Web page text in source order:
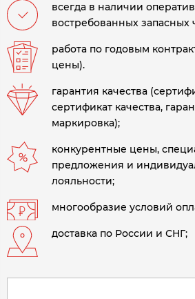
всегда в наличии
востребованных запасных
работа по годовым
цены).
гарантия качества
сертификат качества,
маркировка);
конкурентные цены,
предложения и
лояльности;
многообразие условий
доставка по России и СНГ;